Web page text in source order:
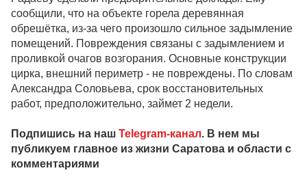
сообщили, что на объекте горела деревянная
обрешётка, из-за чего произошло сильное задымление
помещений. Повреждения связаны с задымлением и
проливкой очагов возгорания. Основные конструкции
цирка, внешний периметр - не повреждены. По словам
Александра Соловьева, срок восстановительных
работ, предположительно, займет 2 недели.
Подпишись на наш Telegram-канал. В нем мы
публикуем главное из жизни Саратова и области с
комментариями